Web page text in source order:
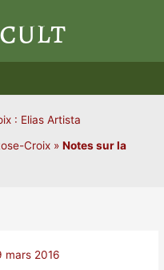
: Elias Artista
Croix » Notes sur la
mars 2016